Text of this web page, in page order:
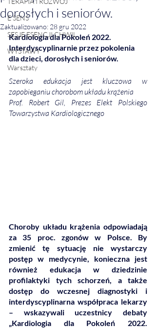
E SENS
SESJE ESENCJI CHWIL
WYSTAWY
Warsztaty
dorosłych i seniorów.
Zaktualizowano: 28 gru 2022
Kardiologia dla Pokoleń 2022.
Interdyscyplinarnie przez pokolenia
dla dzieci, dorosłych i seniorów.
Szeroka edukacja jest kluczowa w
zapobieganiu chorobom układu krążenia
Prof. Robert Gil, Prezes Elekt Polskiego
Towarzystwa Kardiologicznego
Choroby układu krążenia odpowiadają
za 35 proc. zgonów w Polsce. By
zmienić tę sytuację nie wystarczy
postęp w medycynie, konieczna jest
również edukacja w dziedzinie
profilaktyki tych schorzeń, a także
dostęp do wczesnej diagnostyki i
interdyscyplinarna współpraca lekarzy
– wskazywali uczestnicy debaty
„Kardiologia dla Pokoleń 2022.